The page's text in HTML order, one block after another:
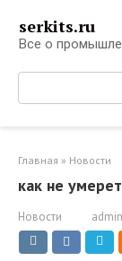
контенту
serkits.ru
Все о
Поиск:
Главная » Новости
как не
Новости